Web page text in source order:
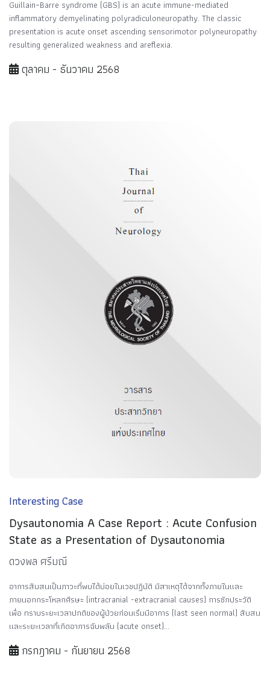
Guillain–Barre syndrome (GBS) is an acute immune-mediated
inflammatory demyelinating polyradiculoneuropathy. The classic
presentation is acute onset ascending sensorimotor polyneuropathy
resulting generalized weakness and areflexia.
ตุลาคม - ธันวาคม 2568
Interesting Case
Dysautonomia A Case Report : Acute Confusion
State as a Presentation of Dysautonomia
ดวงพล ศรีมณี
อาการสับสนเป็นภาวะที่พบได้บ่อยในเวชปฏิบัติ มีสาเหตุได้จากทั้งภายในและ
ภายนอกกระโหลกศีรษะ (intracranial -extracranial causes) การซักประวัติ
เพื่อ ทราบระยะเวลาปกติของผู้ป่วยก่อนเริ่มมีอาการ (last seen normal) สับสน
และระยะเวลาที่เกิดอาการฉับพลัน (acute onset)...
กรกฎาคม - กันยายน 2568